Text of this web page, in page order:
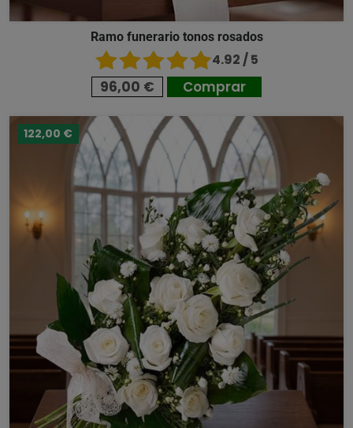
Ramo funerario tonos rosados
4.92 / 5
96,00 € Comprar
122,00 €